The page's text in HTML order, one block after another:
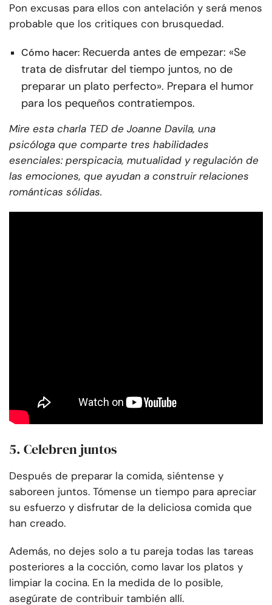
Pon excusas para ellos con antelación y será menos
probable que los critiques con brusquedad.
Cómo hacer: Recuerda antes de empezar: «Se
trata de disfrutar del tiempo juntos, no de
preparar un plato perfecto». Prepara el humor
para los pequeños contratiempos.
Mire esta charla TED de Joanne Davila, una
psicóloga que comparte tres habilidades
esenciales: perspicacia, mutualidad y regulación de
las emociones, que ayudan a construir relaciones
románticas sólidas.
5. Celebren juntos
Después de preparar la comida, siéntense y
saboreen juntos. Tómense un tiempo para apreciar
su esfuerzo y disfrutar de la deliciosa comida que
han creado.
Además, no dejes solo a tu pareja todas las tareas
posteriores a la cocción, como lavar los platos y
limpiar la cocina. En la medida de lo posible,
asegúrate de contribuir también allí.